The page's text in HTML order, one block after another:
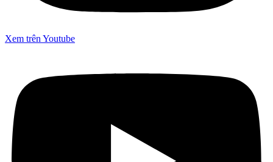
Xem trên Youtube